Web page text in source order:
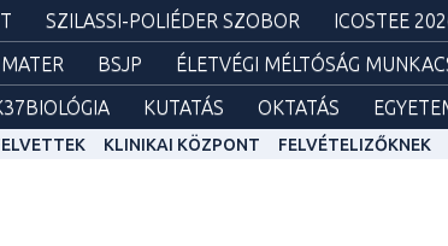
SZILASSI-POLIÉDER SZOBOR ICOSTEE
BSJP ÉLETVÉGI MÉLTÓSÁG
KUTATÁS OKTATÁS
KLINIKAI KÖZPONT FELVÉTELIZŐKNEK